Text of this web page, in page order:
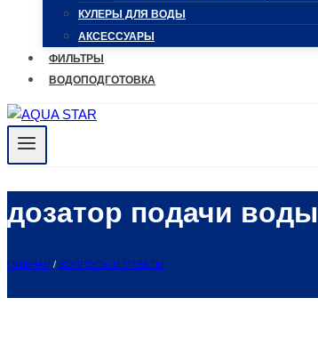
КУЛЕРЫ ДЛЯ ВОДЫ
АКСЕССУАРЫ
ФИЛЬТРЫ
ВОДОПОДГОТОВКА
дозатор подачи воды
ГЛАВНАЯ / ВОПРОСЫ И ОТВЕТЫ